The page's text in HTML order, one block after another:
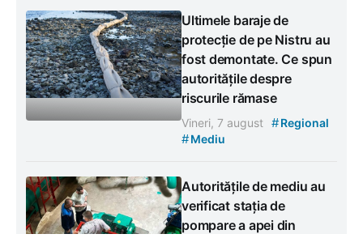
Ultimele baraje de
protecție de pe Nistru au
fost demontate. Ce spun
autoritățile despre
riscurile rămase
Vineri, 7 august #Regional
#Mediu
Autoritățile de mediu au
verificat stația de
pompare a apei din